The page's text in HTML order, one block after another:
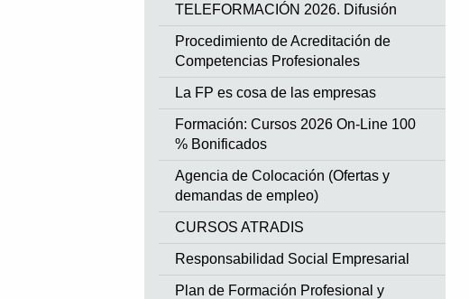
TELEFORMACIÓN 2026. Difusión
Procedimiento de Acreditación de
Competencias Profesionales
La FP es cosa de las empresas
Formación: Cursos 2026 On-Line 100
% Bonificados
Agencia de Colocación (Ofertas y
demandas de empleo)
CURSOS ATRADIS
Responsabilidad Social Empresarial
Plan de Formación Profesional y